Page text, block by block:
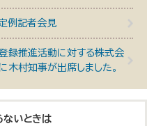
例記者会見
録推進活動に対する株式会
村知事が出席しました。
ないときは